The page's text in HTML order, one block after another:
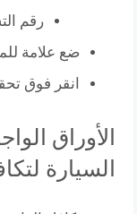
رقم
ضع علامة
انقر فوق
الأوراق
السيارة